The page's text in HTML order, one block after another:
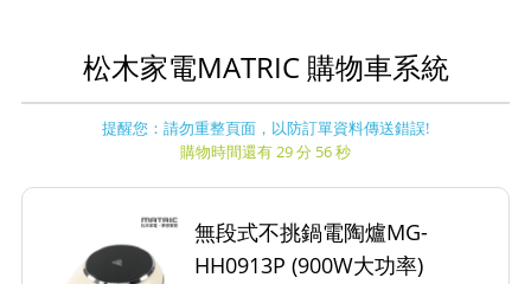
松木家電MATRIC 購物車系統
提醒您：請勿重整頁面，以防訂單資料傳送錯誤!
購物時間還有 29 分 56 秒
無段式不挑鍋電陶爐MG-
HH0913P (900W大功率)